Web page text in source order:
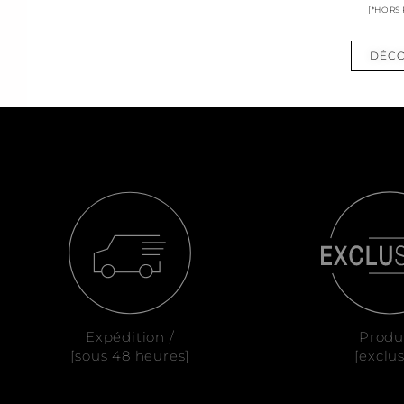
[*HORS
Expédition /
[sous 48 heures]